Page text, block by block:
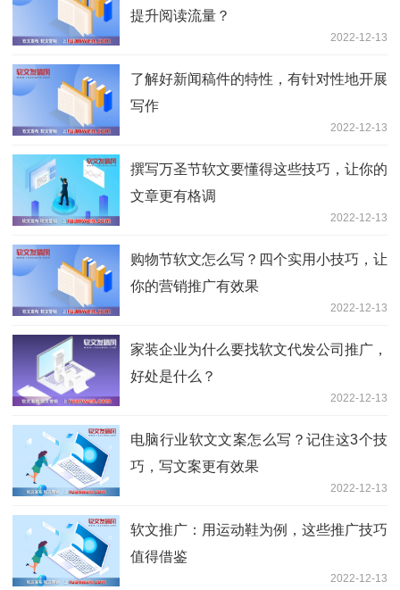
提升阅读流量？
2022-12-13
了解好新闻稿件的特性，有针对性地开展
写作
2022-12-13
撰写万圣节软文要懂得这些技巧，让你的
文章更有格调
2022-12-13
购物节软文怎么写？四个实用小技巧，让
你的营销推广有效果
2022-12-13
家装企业为什么要找软文代发公司推广，
好处是什么？
2022-12-13
电脑行业软文文案怎么写？记住这3个技
巧，写文案更有效果
2022-12-13
软文推广：用运动鞋为例，这些推广技巧
值得借鉴
2022-12-13